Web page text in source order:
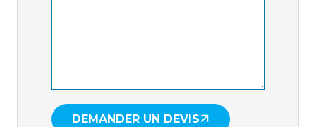
DEMANDER UN DEVIS